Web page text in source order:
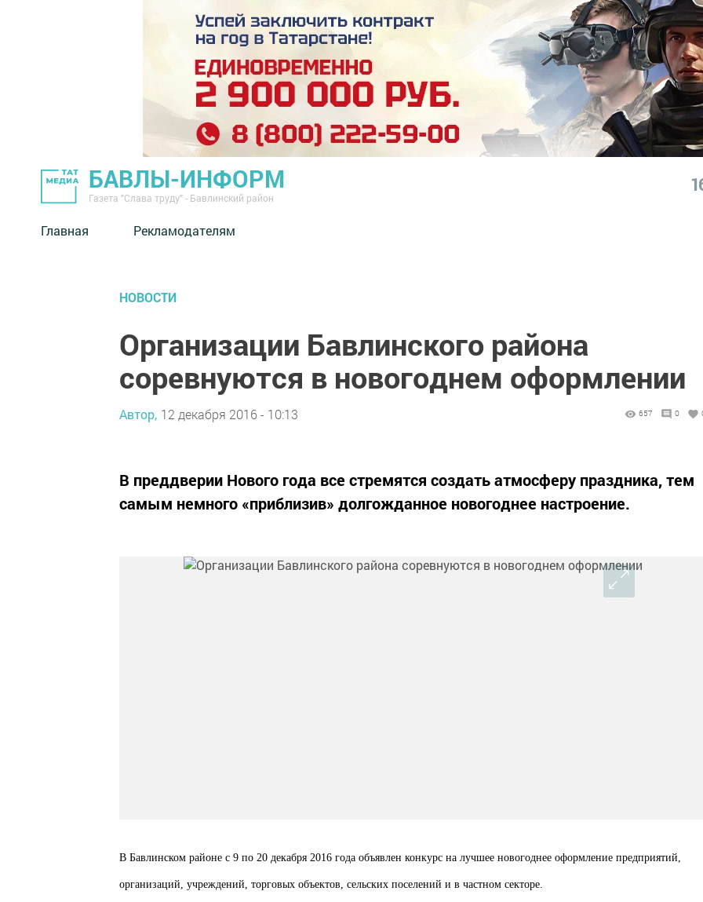
БАВЛЫ-ИНФОРМ
Газета "Слава труду" - Бавлинский район
Главная Рекламодателям
НОВОСТИ
Организации Бавлинского района
соревнуются в новогоднем оформлении
Автор, 12 декабря 2016 - 10:13 657 0
В преддверии Нового года все стремятся создать атмосферу праздника, тем
самым немного «приблизив» долгожданное новогоднее настроение.
В Бавлинском районе с 9 по 20 декабря 2016 года объявлен конкурс на лучшее новогоднее оформление предприятий,
организаций, учреждений, торговых объектов, сельских поселений и в частном секторе.